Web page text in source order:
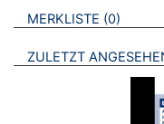
VERWEISE AUF
MERKLISTE 0
ZULETZT